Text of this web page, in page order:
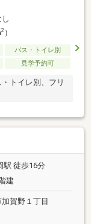
し
2）
バス・トイレ別
見学予約可
トイレ別、フリ
駅 徒歩16分
建
賀野１丁目